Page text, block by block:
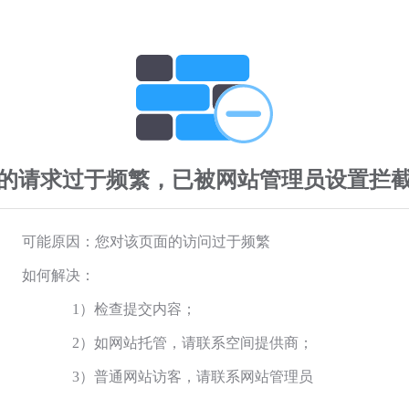
请求过于频繁，已被网站管理员设置拦
可能原因：您对该页面的访问过于频繁
如何解决：
1）检查提交内容；
2）如网站托管，请联系空间提供商；
3）普通网站访客，请联系网站管理员